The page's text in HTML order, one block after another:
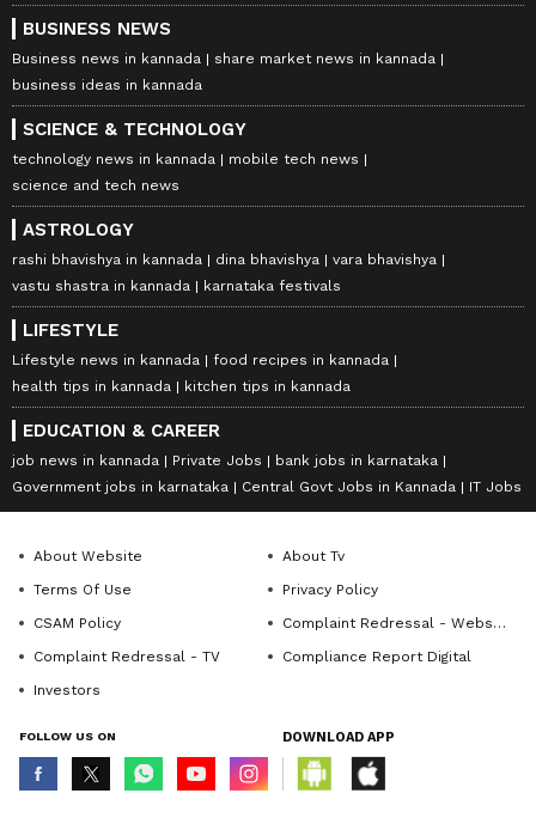
BUSINESS NEWS
Business news in kannada
share market news in kannada
business ideas in kannada
SCIENCE & TECHNOLOGY
technology news in kannada
mobile tech news
science and tech news
ASTROLOGY
rashi bhavishya in kannada dina bhavishya
vara bhavishya
vastu shastra in kannada
karnataka festivals
LIFESTYLE
Lifestyle news in kannada
food recipes in kannada
health tips in kannada
kitchen tips in kannada
EDUCATION & CAREER
job news in kannada Private Jobs
bank jobs in karnataka
Government jobs in karnataka
Central Govt Jobs in Kannada IT Jobs
About Website
About Tv
Terms Of Use
Privacy Policy
CSAM Policy
Complaint Redressal - Website
Complaint Redressal - TV
Compliance Report Digital
Investors
FOLLOW US ON DOWNLOAD APP